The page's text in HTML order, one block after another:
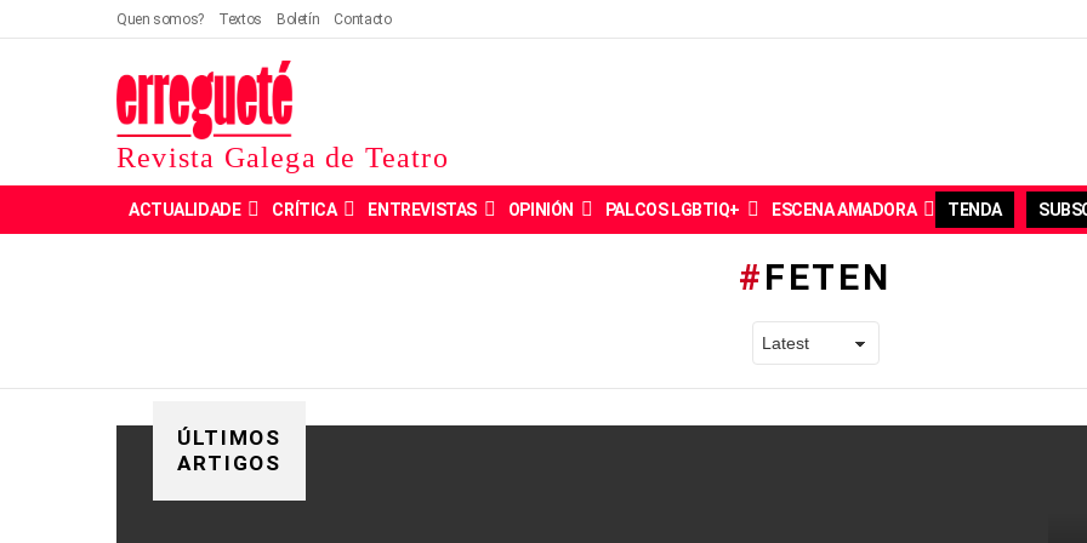
Quen somos? Textos Boletín Contacto
Revista Galega de Teatro
ACTUALIDADE CRÍTICA ENTREVISTAS OPINIÓN PALCOS LGBTIQ+ ESCENA AMADORA TENDA
FETEN
ÚLTIMOS
ARTIGOS